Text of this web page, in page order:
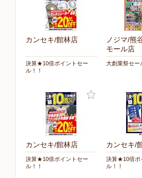
カンセキ/館林店
決算★10倍ポイントセー
ル！！
ノジマ/熊
モール店
大創業祭セー
カンセキ/館林店
決算★10倍ポイントセー
ル！！
カンセキ/
決算★10倍ポ
ル！！